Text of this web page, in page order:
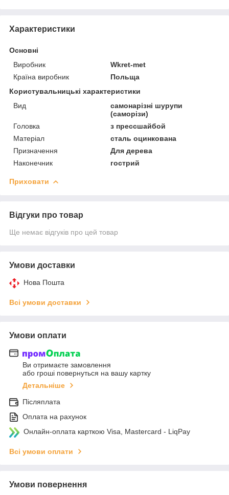
Характеристики
Основні
Виробник
Wkret-met
Країна виробник
Польща
Користувальницькі характеристики
Вид
самонарізні шурупи
(саморізи)
Головка
з прессшайбой
Матеріал
сталь оцинкована
Призначення
Для дерева
Наконечник
гострий
Приховати
Відгуки про товар
Ще немає відгуків про цей товар
Умови доставки
Нова Пошта
Всі умови доставки
Умови оплати
Ви отримаєте замовлення
або гроші повернуться на вашу картку
Детальніше
Післяплата
Оплата на рахунок
Онлайн-оплата карткою Visa, Mastercard - LiqPay
Всі умови оплати
Умови повернення